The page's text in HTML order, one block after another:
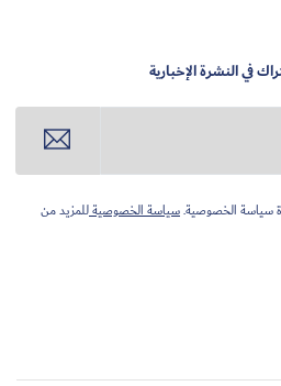
في النشرة الإخبارية
سياسة الخصوصية.سياسة الخصوصيةللمزيد من